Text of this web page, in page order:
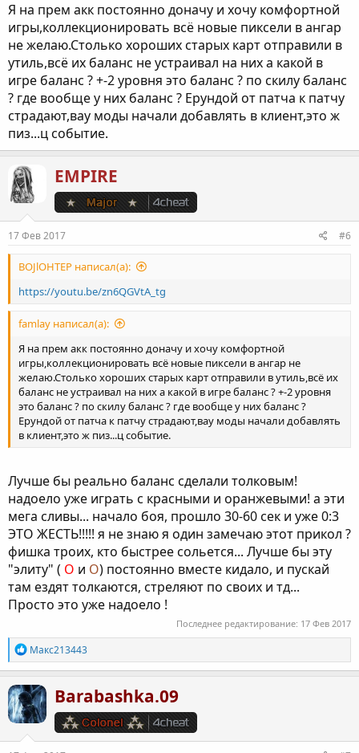
Я на прем акк постоянно доначу и хочу комфортной
игры,коллекционировать всё новые пиксели в ангар
не желаю.Столько хороших старых карт отправили в
утиль,всё их баланс не устраивал на них а какой в
игре баланс ? +-2 уровня это баланс ? по скилу баланс
? где вообще у них баланс ? Ерундой от патча к патчу
страдают,вау моды начали добавлять в клиент,это ж
пиз...ц событие.
EMPIRE
17 Фев 2017 #6
BOJlOHTEP написал(а):
https://youtu.be/zn6QGVtA_tg
famlay написал(а):
Я на прем акк постоянно доначу и хочу комфортной
игры,коллекционировать всё новые пиксели в ангар не
желаю.Столько хороших старых карт отправили в утиль,всё их
баланс не устраивал на них а какой в игре баланс ? +-2 уровня
это баланс ? по скилу баланс ? где вообще у них баланс ?
Ерундой от патча к патчу страдают,вау моды начали добавлять
в клиент,это ж пиз...ц событие.
Лучше бы реально баланс сделали толковым!
надоело уже играть с красными и оранжевыми! а эти
мега сливы... начало боя, прошло 30-60 сек и уже 0:3
ЭТО ЖЕСТЬ!!!!! я не знаю я один замечаю этот прикол ?
фишка троих, кто быстрее сольется... Лучше бы эту
"элиту" ( O и O) постоянно вместе кидало, и пускай
там ездят толкаются, стреляют по своих и тд...
Просто это уже надоело !
Последнее редактирование: 17 Фев 2017
Р
е
а
к
ц
и
и
:
Макс213443
Barabashka.09